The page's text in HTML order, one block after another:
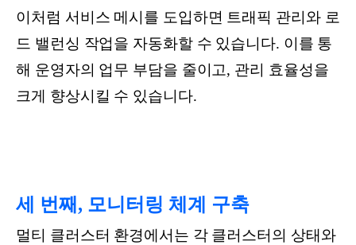
이처럼 서비스 메시를 도입하면 트래픽 관리와 로
드 밸런싱 작업을 자동화할 수 있습니다. 이를 통
해 운영자의 업무 부담을 줄이고, 관리 효율성을
크게 향상시킬 수 있습니다.
세 번째, 모니터링 체계 구축
멀티 클러스터 환경에서는 각 클러스터의 상태와